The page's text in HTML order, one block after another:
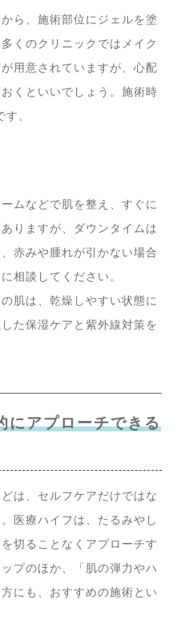
ら、施術部位にジェルを塗
くのクリニックではメイク
用意されていますが、心配
くといいでしょう。施術時
。
ムなどで肌を整え、すぐに
りますが、ダウンタイムは
赤みや腫れが引かない場合
相談してください。
肌は、乾燥しやすい状態に
た保湿ケアと紫外線対策を
にアプローチできる
は、セルフケアだけではな
医療ハイフは、たるみやし
切ることなくアプローチす
プのほか、「肌の弾力やハ
にも、おすすめの施術とい